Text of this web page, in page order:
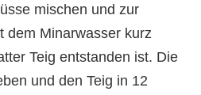
mischen und zur
dem Minarwasser kurz
Teig entstanden ist. Die
und den Teig in 12